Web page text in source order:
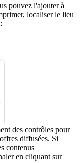
pouvez l'ajouter à
localiser le lieu
des contrôles pour
diffusées. Si
contenus
en cliquant sur